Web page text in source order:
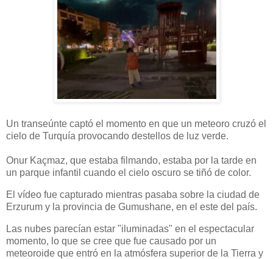
Un transeúnte captó el momento en que un meteoro cruzó el
cielo de Turquía provocando destellos de luz verde.
Onur Kaçmaz, que estaba filmando, estaba por la tarde en
un parque infantil cuando el cielo oscuro se tiñó de color.
El vídeo fue capturado mientras pasaba sobre la ciudad de
Erzurum y la provincia de Gumushane, en el este del país.
Las nubes parecían estar "iluminadas" en el espectacular
momento, lo que se cree que fue causado por un
meteoroide que entró en la atmósfera superior de la Tierra y